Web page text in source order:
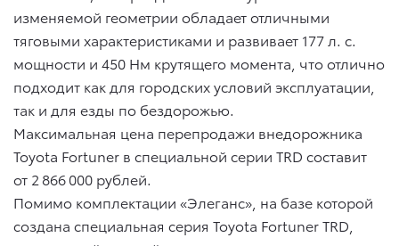
изменяемой геометрии обладает отличными
тяговыми характеристиками и развивает 177 л. с.
мощности и 450 Нм крутящего момента, что отлично
подходит как для городских условий эксплуатации,
так и для езды по бездорожью.
Максимальная цена перепродажи внедорожника
Toyota Fortuner в специальной серии TRD составит
от 2 866 000 рублей.
Помимо комплектации «Элеганс», на базе которой
создана специальная серия Toyota Fortuner TRD,